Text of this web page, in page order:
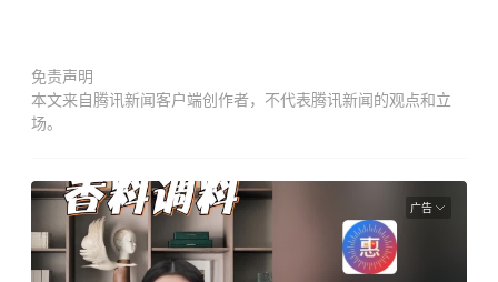
免责声明
本文来自腾讯新闻客户端创作者，不代表腾讯新闻的观点和立
场。
广告